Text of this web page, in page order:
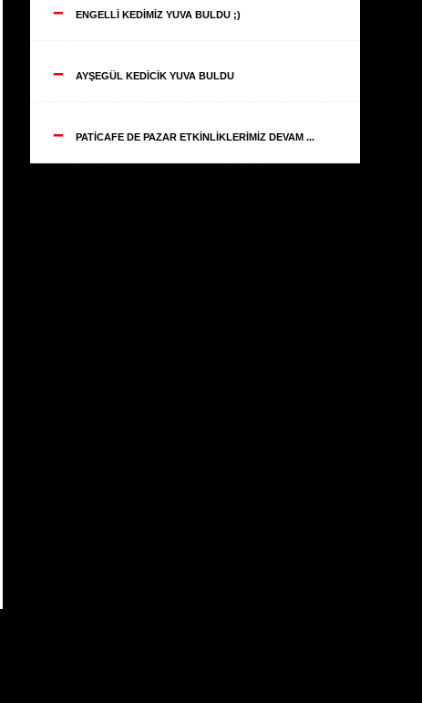
-- ENGELLİ KEDİMİZ YUVA BULDU ;)
-- AYŞEGÜL KEDİCİK YUVA BULDU
-- PATİCAFE DE PAZAR ETKİNLİKLERİMİZ DEVAM ...